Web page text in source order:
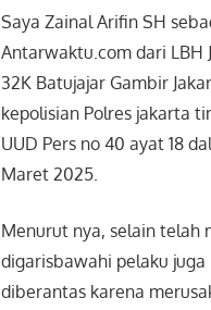
Saya Zainal Arifin SH
Antarwaktu.com dari LBH
32K Batujajar Gambir
kepolisian Polres jakarta
UUD Pers no 40 ayat 18
Maret 2025.
Menurut nya, selain telah
digarisbawahi pelaku
diberantas karena